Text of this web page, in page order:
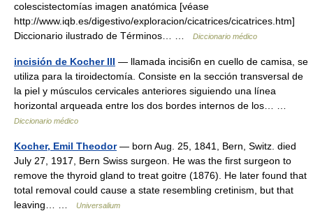
colescistectomías imagen anatómica [véase
http://www.iqb.es/digestivo/exploracion/cicatrices/cicatrices.htm]
Diccionario ilustrado de Términos… …
Diccionario médico
incisión de Kocher III — llamada incisi6n en cuello de camisa, se
utiliza para la tiroidectomía. Consiste en la sección transversal de
la piel y músculos cervicales anteriores siguiendo una línea
horizontal arqueada entre los dos bordes internos de los… …
Diccionario médico
Kocher, Emil Theodor— born Aug. 25, 1841, Bern, Switz. died
July 27, 1917, Bern Swiss surgeon. He was the first surgeon to
remove the thyroid gland to treat goitre (1876). He later found that
total removal could cause a state resembling cretinism, but that
leaving… …
Universalium